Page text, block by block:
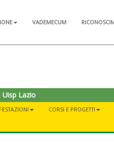
VADEMECUM
Uisp Lazio
CORSI E PROGETTI